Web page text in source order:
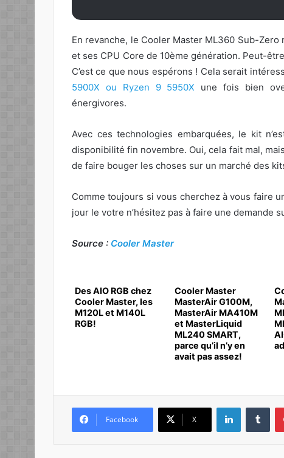
En revanche, le Cooler Master ML360 Sub-Zero
et ses CPU Core de 10ème génération. Peut-
C’est ce que nous espérons ! Cela serait
5900X ou Ryzen 9 5950X une fois bien
énergivores.
Avec ces technologies embarquées, le kit
disponibilité fin novembre. Oui, cela fait mal,
de faire bouger les choses sur un marché des
Comme toujours si vous cherchez à vous faire
jour le votre n’hésitez pas à faire une demande
Source : Cooler Master
Des AIO RGB chez
Cooler Master, les
M120L et M140L
RGB!
Cooler Master
MasterAir G100M,
MasterAir MA410M
et MasterLiquid
ML240 SMART,
parce qu’il n’y en
avait pas assez!
Facebook X
Linkedin